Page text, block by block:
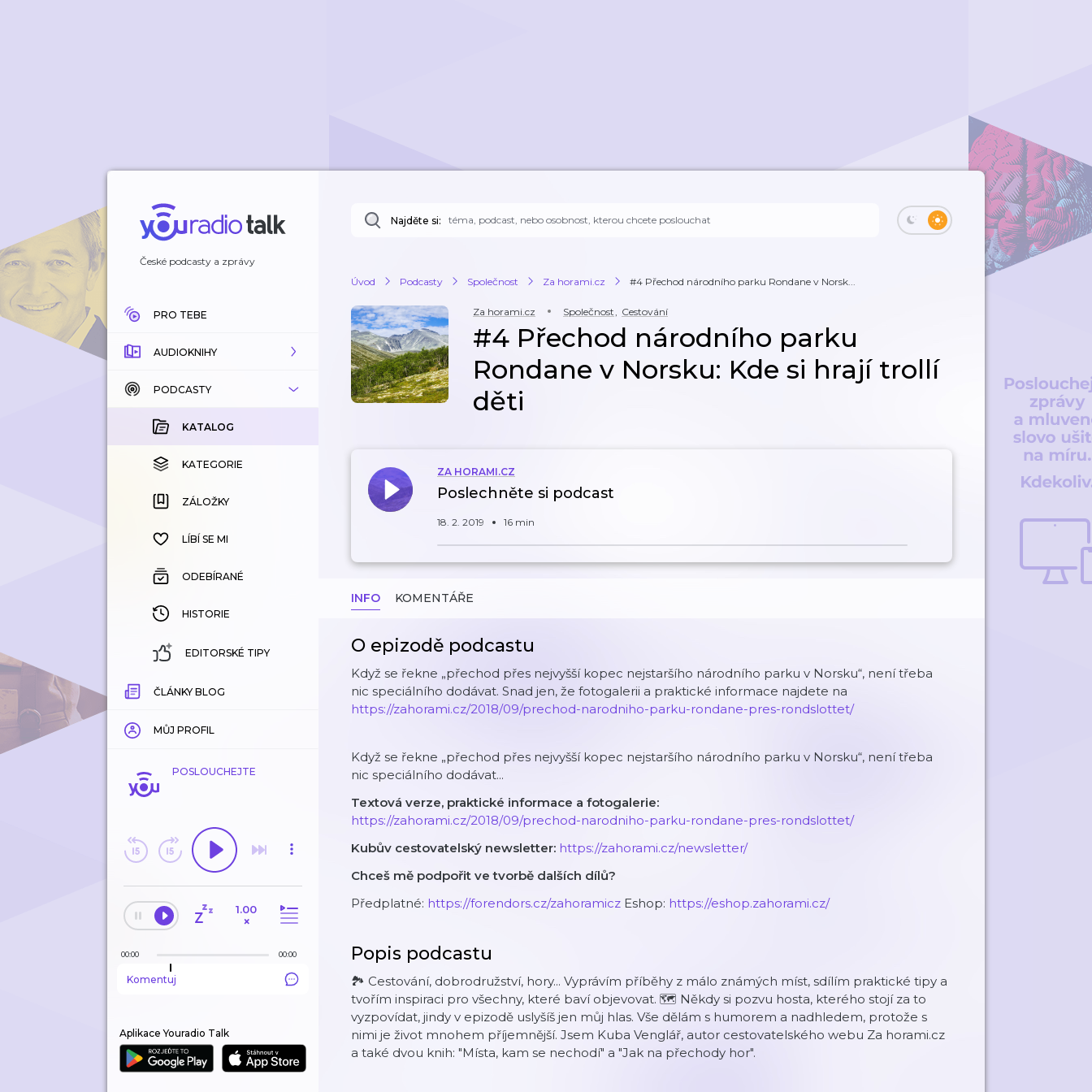
České podcasty a zprávy
PRO TEBE
AUDIOKNIHY
KATALOG
KOUPENÉ
KATEGORIE
ZÁLOŽKY
HISTORIE
PODCASTY
KATALOG
KATEGORIE
ZÁLOŽKY
LÍBÍ SE MI
ODEBÍRANÉ
HISTORIE
EDITORSKÉ TIPY
ČLÁNKY BLOG
MŮJ PROFIL
POSLOUCHEJTE
1.00
×
00:00 00:00
Komentuj
Aplikace Youradio Talk
Najděte si:
Úvod Podcasty Společnost Za horami.cz #4 Přechod národního parku Rondane v Norsk...
Za horami.cz Společnost, Cestování
#4 Přechod národního parku
Rondane v Norsku: Kde si hrají trollí
děti
ZA HORAMI.CZ
Poslechněte si podcast
18. 2. 2019 16 min
INFO KOMENTÁŘE
O epizodě podcastu
Když se řekne „přechod přes nejvyšší kopec nejstaršího národního parku v Norsku“, není třeba
nic speciálního dodávat. Snad jen, že fotogalerii a praktické informace najdete na
https://zahorami.cz/2018/09/prechod-narodniho-parku-rondane-pres-rondslottet/
Když se řekne „přechod přes nejvyšší kopec nejstaršího národního parku v Norsku“, není třeba
nic speciálního dodávat...
Textová verze, praktické informace a fotogalerie:
https://zahorami.cz/2018/09/prechod-narodniho-parku-rondane-pres-rondslottet/
Kubův cestovatelský newsletter: ⁠⁠https://zahorami.cz/newsletter/⁠⁠
Chceš mě podpořit ve tvorbě dalších dílů?
Předplatné: ⁠⁠https://forendors.cz/zahoramicz⁠⁠ Eshop: ⁠⁠https://eshop.zahorami.cz/⁠⁠
Popis podcastu
🏞️ Cestování, dobrodružství, hory... Vyprávím příběhy z málo známých míst, sdílím praktické tipy a
tvořím inspiraci pro všechny, které baví objevovat. 🗺️ Někdy si pozvu hosta, kterého stojí za to
vyzpovídat, jindy v epizodě uslyšíš jen můj hlas. Vše dělám s humorem a nadhledem, protože s
nimi je život mnohem příjemnější. Jsem Kuba Venglář, autor cestovatelského webu Za horami.cz
a také dvou knih: "Místa, kam se nechodí" a "Jak na přechody hor".